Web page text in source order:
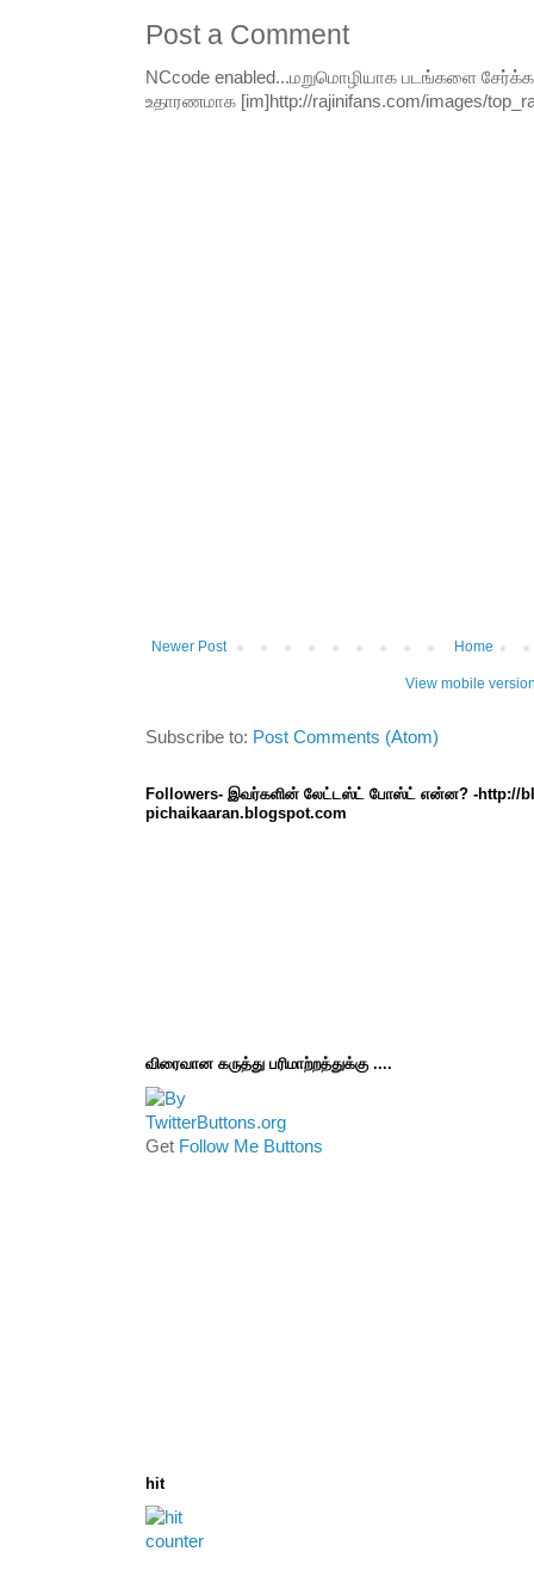
Post a Comment
NCcode enabled...மறுமொழியாக படங்களை சேர்க்க
உதாரணமாக [im]http://rajinifans.com/images/
Newer Post Home
View mobile
Subscribe to: Post Comments (Atom)
Followers- இவர்களின் லேட்டஸ்ட் போஸ்ட் என்ன? -http://
pichaikaaran.blogspot.com
விரைவான கருத்து பரிமாற்றத்துக்கு ....
Get Follow Me Buttons
hit